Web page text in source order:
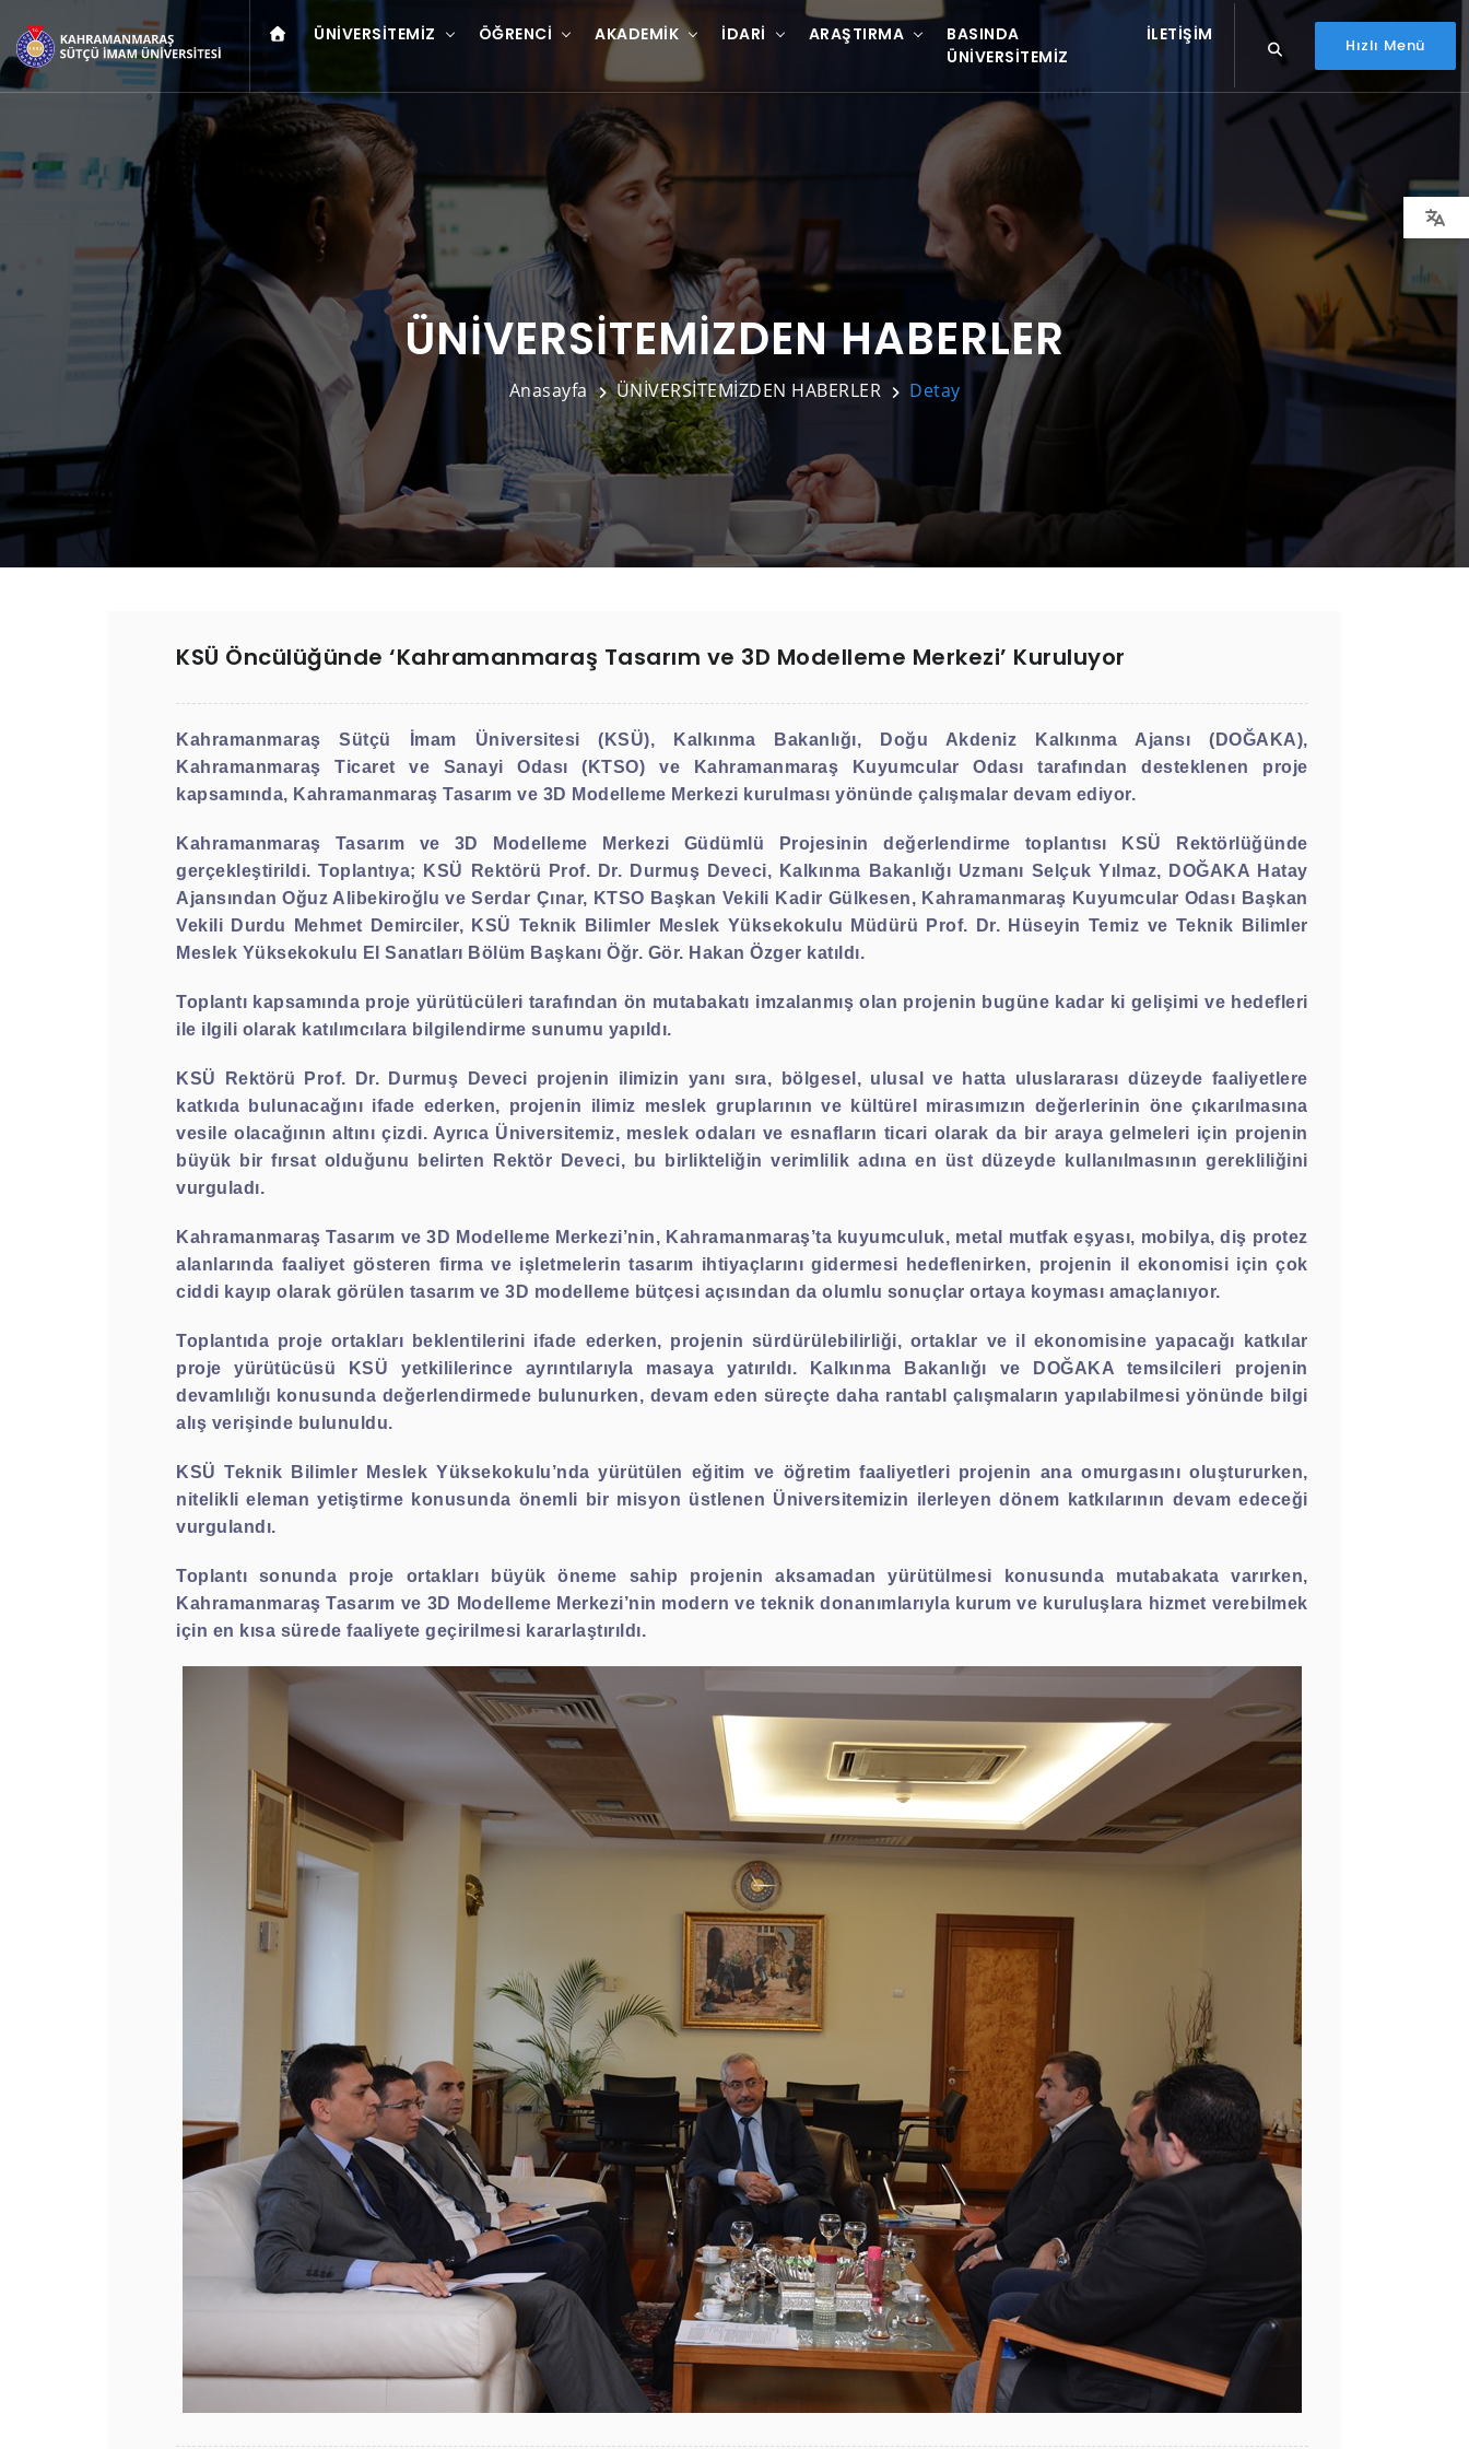
ÜNIVERSITEMIZ ÖĞRENCI AKADEMIK İDARI ARAŞTIRMA
BASINDA
ÜNIVERSITEMIZ
İLETIŞIM
Hızlı Menü
ÜNİVERSİTEMİZDEN HABERLER
Anasayfa ÜNİVERSİTEMİZDEN HABERLER Detay
KSÜ Öncülüğünde ‘Kahramanmaraş Tasarım ve 3D Modelleme Merkezi’ Kuruluyor
Kahramanmaraş Sütçü İmam Üniversitesi (KSÜ), Kalkınma Bakanlığı, Doğu Akdeniz Kalkınma Ajansı (DOĞAKA),
Kahramanmaraş Ticaret ve Sanayi Odası (KTSO) ve Kahramanmaraş Kuyumcular Odası tarafından desteklenen proje
kapsamında, Kahramanmaraş Tasarım ve 3D Modelleme Merkezi kurulması yönünde çalışmalar devam ediyor.
Kahramanmaraş Tasarım ve 3D Modelleme Merkezi Güdümlü Projesinin değerlendirme toplantısı KSÜ Rektörlüğünde
gerçekleştirildi. Toplantıya; KSÜ Rektörü Prof. Dr. Durmuş Deveci, Kalkınma Bakanlığı Uzmanı Selçuk Yılmaz, DOĞAKA Hatay
Ajansından Oğuz Alibekiroğlu ve Serdar Çınar, KTSO Başkan Vekili Kadir Gülkesen, Kahramanmaraş Kuyumcular Odası Başkan
Vekili Durdu Mehmet Demirciler, KSÜ Teknik Bilimler Meslek Yüksekokulu Müdürü Prof. Dr. Hüseyin Temiz ve Teknik Bilimler
Meslek Yüksekokulu El Sanatları Bölüm Başkanı Öğr. Gör. Hakan Özger katıldı.
Toplantı kapsamında proje yürütücüleri tarafından ön mutabakatı imzalanmış olan projenin bugüne kadar ki gelişimi ve hedefleri
ile ilgili olarak katılımcılara bilgilendirme sunumu yapıldı.
KSÜ Rektörü Prof. Dr. Durmuş Deveci projenin ilimizin yanı sıra, bölgesel, ulusal ve hatta uluslararası düzeyde faaliyetlere
katkıda bulunacağını ifade ederken, projenin ilimiz meslek gruplarının ve kültürel mirasımızın değerlerinin öne çıkarılmasına
vesile olacağının altını çizdi. Ayrıca Üniversitemiz, meslek odaları ve esnafların ticari olarak da bir araya gelmeleri için projenin
büyük bir fırsat olduğunu belirten Rektör Deveci, bu birlikteliğin verimlilik adına en üst düzeyde kullanılmasının gerekliliğini
vurguladı.
Kahramanmaraş Tasarım ve 3D Modelleme Merkezi’nin, Kahramanmaraş’ta kuyumculuk, metal mutfak eşyası, mobilya, diş protez
alanlarında faaliyet gösteren firma ve işletmelerin tasarım ihtiyaçlarını gidermesi hedeflenirken, projenin il ekonomisi için çok
ciddi kayıp olarak görülen tasarım ve 3D modelleme bütçesi açısından da olumlu sonuçlar ortaya koyması amaçlanıyor.
Toplantıda proje ortakları beklentilerini ifade ederken, projenin sürdürülebilirliği, ortaklar ve il ekonomisine yapacağı katkılar
proje yürütücüsü KSÜ yetkililerince ayrıntılarıyla masaya yatırıldı. Kalkınma Bakanlığı ve DOĞAKA temsilcileri projenin
devamlılığı konusunda değerlendirmede bulunurken, devam eden süreçte daha rantabl çalışmaların yapılabilmesi yönünde bilgi
alış verişinde bulunuldu.
KSÜ Teknik Bilimler Meslek Yüksekokulu’nda yürütülen eğitim ve öğretim faaliyetleri projenin ana omurgasını oluştururken,
nitelikli eleman yetiştirme konusunda önemli bir misyon üstlenen Üniversitemizin ilerleyen dönem katkılarının devam edeceği
vurgulandı.
Toplantı sonunda proje ortakları büyük öneme sahip projenin aksamadan yürütülmesi konusunda mutabakata varırken,
Kahramanmaraş Tasarım ve 3D Modelleme Merkezi’nin modern ve teknik donanımlarıyla kurum ve kuruluşlara hizmet verebilmek
için en kısa sürede faaliyete geçirilmesi kararlaştırıldı.